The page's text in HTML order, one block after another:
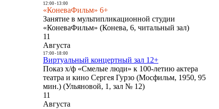
12:00- 13:00
«КоневаФильм» 6+
Занятие в мультипликационной студии
«КоневаФильм» (Конева, 6, читальный зал)
11
Августа
17:00- 18:00
Виртуальный концертный зал 12+
Показ х/ф «Смелые люди» к 100-летию актера
театра и кино Сергея Гурзо (Мосфильм, 1950, 95
мин.) (Ульяновой, 1, зал № 12)
11
Августа